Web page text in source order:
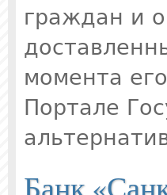
граждан и
момента
Портале